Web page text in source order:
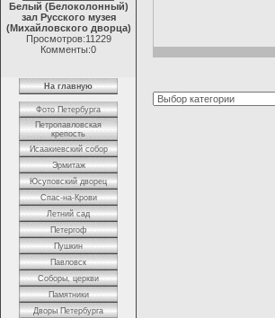
Белый (Белоколонный)
зал Русского музея
(Михайловского дворца)
Просмотров:11229
Комменты:0
На главную
Фото Петербурга
Петропавловская
крепость
Исаакиевский собор
Эрмитаж
Юсуповский дворец
Спас-на-Крови
Летний сад
Петергоф
Пушкин
Павловск
Соборы, церкви
Памятники
Дворы Петербурга